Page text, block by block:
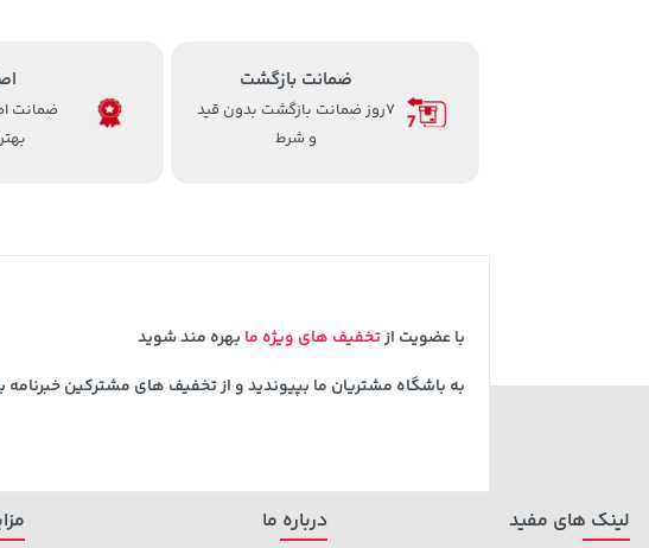
ضمانت بازگشت
7روز ضمانت بازگشت بدون قید
و شرط
ضمانت
با عضویت ازتخفیف های ویژه ما بهره مند شوید
به باشگاه مشتریان ما بپیوندید و از تخفیف های مشترکین خبرنامه
لینک های مفید درباره ما